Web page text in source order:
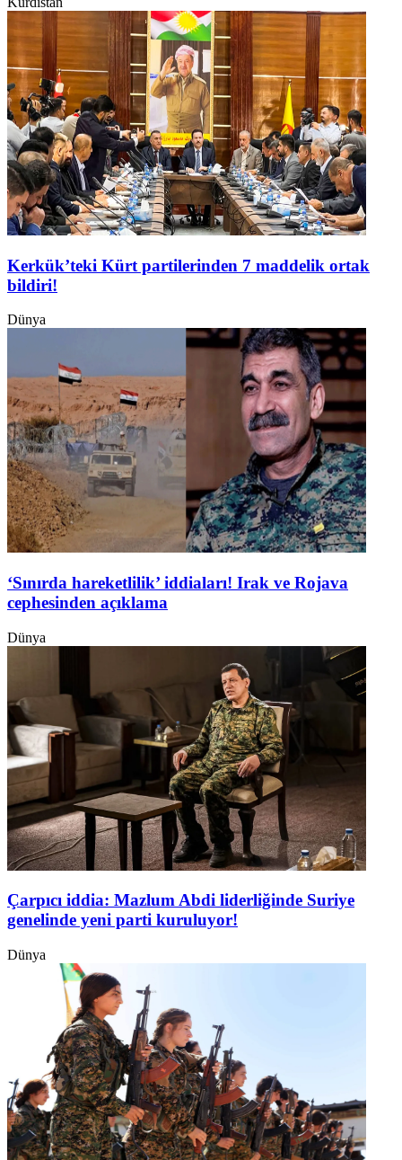
Kerkük’teki Kürt partilerinden 7 maddelik ortak
bildiri!
Dünya
‘Sınırda hareketlilik’ iddiaları! Irak ve Rojava
cephesinden açıklama
Dünya
Çarpıcı iddia: Mazlum Abdi liderliğinde Suriye
genelinde yeni parti kuruluyor!
Dünya